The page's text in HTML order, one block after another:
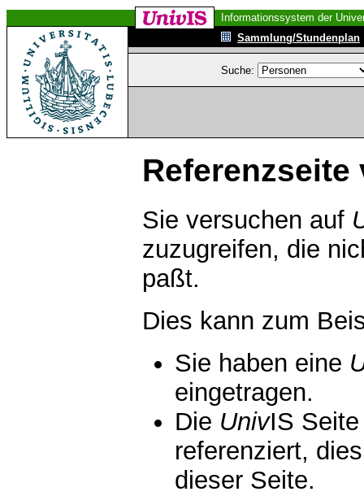
Informationssystem der
Sammlung/Stundenplan
Suche:
Referenzseite
Sie versuchen auf
zuzugreifen, die
paßt.
Dies kann zum
Sie haben eine
eingetragen.
Die UnivIS
referenziert,
dieser Seite.